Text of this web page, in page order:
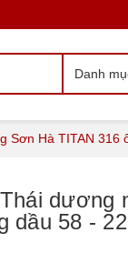
Danh
Sơn Hà TITAN 316
dương
dầu 58 -